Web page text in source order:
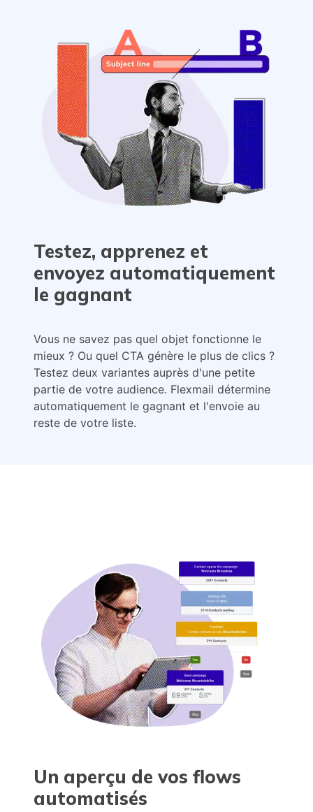
Testez, apprenez et
envoyez automatiquement
le gagnant
Vous ne savez pas quel objet fonctionne le
mieux ? Ou quel CTA génère le plus de clics ?
Testez deux variantes auprès d'une petite
partie de votre audience. Flexmail détermine
automatiquement le gagnant et l'envoie au
reste de votre liste.
Un aperçu de vos flows
automatisés